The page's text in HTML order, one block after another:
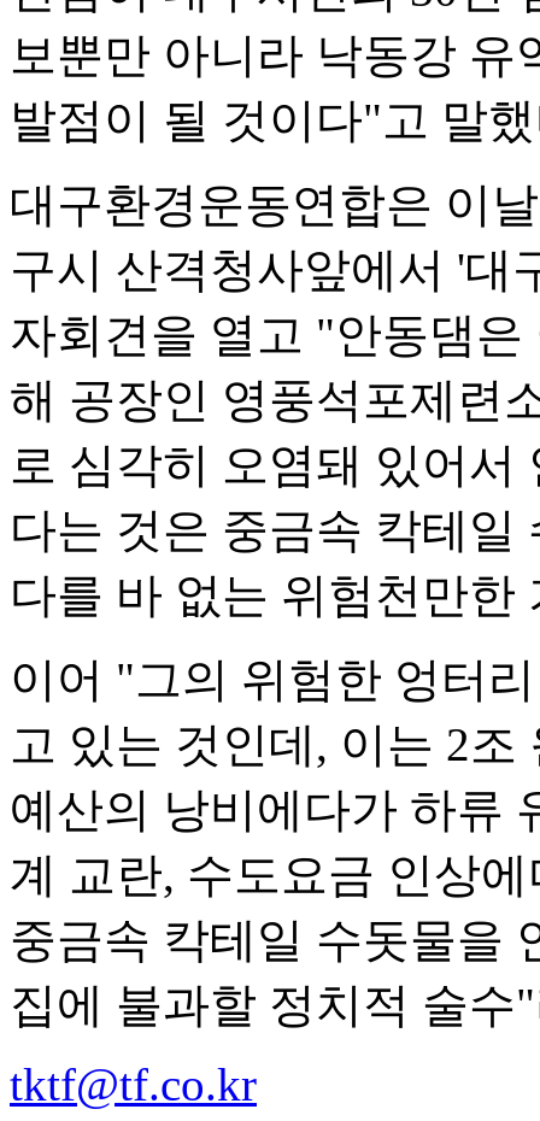
보뿐만 아니라 낙동강 유
발점이 될 것이다"고 말
대구환경운동연합은 이
구시 산격청사앞에서 '대
자회견을 열고 "안동댐
해 공장인 영풍석포제련
로 심각히 오염돼 있어서
다는 것은 중금속 칵테일
다를 바 없는 위험천만
이어 "그의 위험한 엉터
고 있는 것인데, 이는 2
예산의 낭비에다가 하류
계 교란, 수도요금 인상
중금속 칵테일 수돗물을
집에 불과할 정치적 술수
tktf@tf.co.kr